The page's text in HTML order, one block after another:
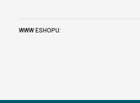
WWW ESHOPU: